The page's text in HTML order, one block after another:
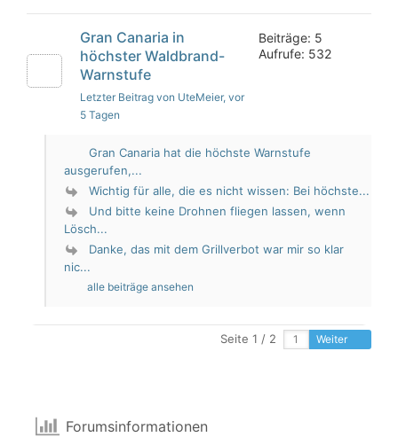
Gran Canaria in
höchster Waldbrand-
Warnstufe
Letzter Beitrag von UteMeier, vor
5 Tagen
Beiträge: 5
Aufrufe: 532
Gran Canaria hat die höchste Warnstufe
ausgerufen,...
Wichtig für alle, die es nicht wissen: Bei höchste...
Und bitte keine Drohnen fliegen lassen, wenn
Lösch...
Danke, das mit dem Grillverbot war mir so klar
nic...
alle beiträge ansehen
Seite 1 / 2 Weiter
Forumsinformationen